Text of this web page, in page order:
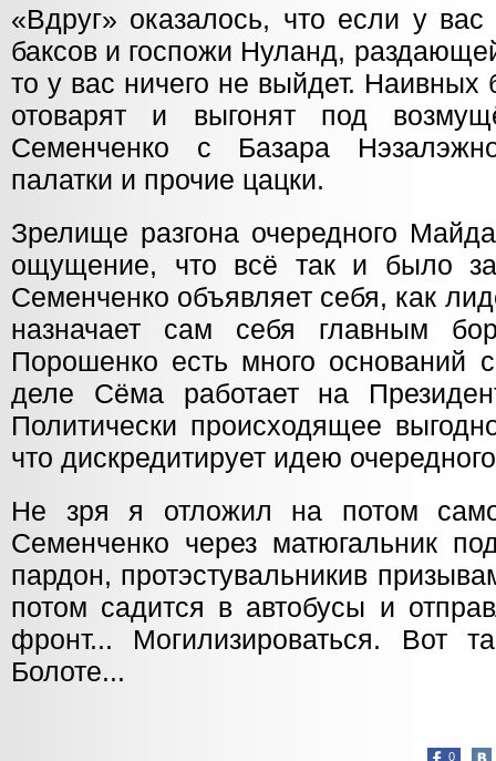
«Вдруг» оказалось, что если у
баксов и госпожи Нуланд,
то у вас ничего не выйдет. Наивных
отоварят и выгонят под
Семенченко с Базара
палатки и прочие цацки.
Зрелище разгона очередного
ощущение, что всё так и было
Семенченко объявляет себя, как
назначает сам себя главным
Порошенко есть много оснований
деле Сёма работает на
Политически происходящее
что дискредитирует идею
Не зря я отложил на потом
Семенченко через матюгальник
пардон, протэстувальникив
потом садится в автобусы и
фронт... Могилизироваться. Вот
Болоте...
0